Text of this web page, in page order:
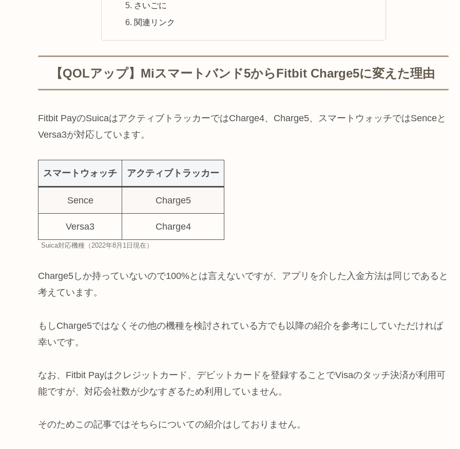
さいごに
関連リンク
【QOLアップ】Miスマートバンド5からFitbit Charge5に変えた理由
Fitbit PayのSuicaはアクティブトラッカーではCharge4、Charge5、スマートウォッチではSenceと
Versa3が対応しています。
スマートウォッチ アクティブトラッカー
Sence Charge5
Versa3 Charge4
Suica対応機種（2022年8月1日現在）
Charge5しか持っていないので100%とは言えないですが、アプリを介した入金方法は同じであると
考えています。
もしCharge5ではなくその他の機種を検討されている方でも以降の紹介を参考にしていただければ
幸いです。
なお、Fitbit Payはクレジットカード、デビットカードを登録することでVisaのタッチ決済が利用可
能ですが、対応会社数が少なすぎるため利用していません。
そのためこの記事ではそちらについての紹介はしておりません。